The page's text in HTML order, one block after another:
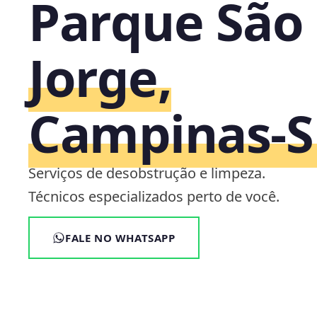
Parque São
Jorge,
Serviços de desobstrução e limpeza.
Técnicos especializados perto de você.
FALE NO WHATSAPP